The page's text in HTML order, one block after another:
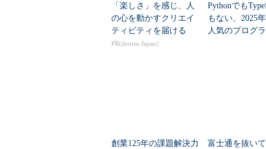
上や運転コストの削減、電力削減
例えば流通分野では、店舗や業界
を与えるだけで、Hは売上が最大と
原氏）
「楽しさ」を感じ、人
の心を動かすクリエイ
ティビティを届ける
PR(dentsu Japan)
Pythonでも
もない、2025
人気のプログ
創業125年の課題解決力
富士通を抜い